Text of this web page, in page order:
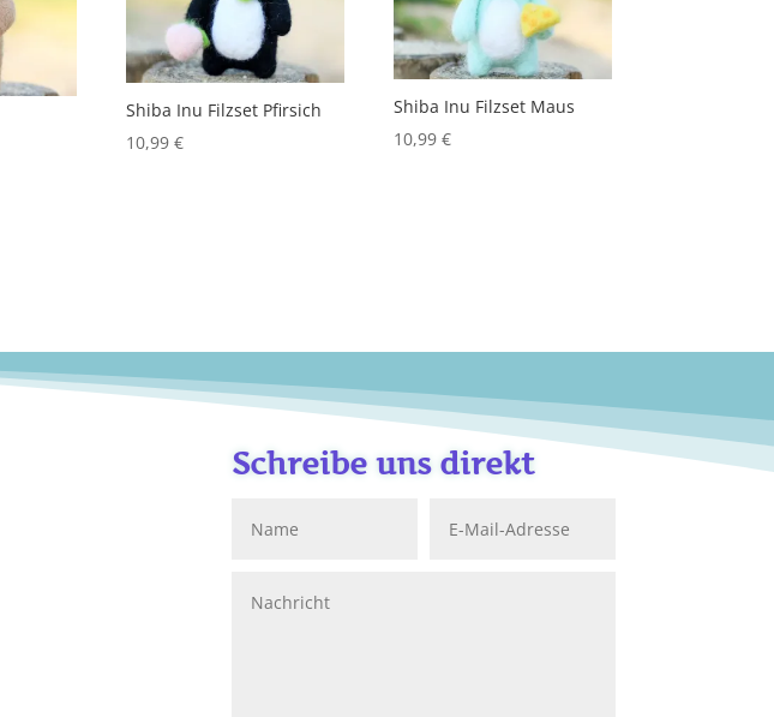
Shiba Inu Filzset Pfirsich
10,99 €
Shiba Inu Filzset Maus
10,99 €
Schreibe uns direkt